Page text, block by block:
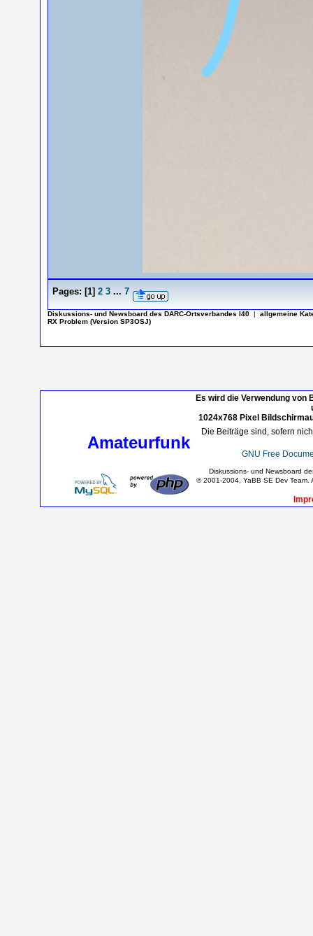
Pages: [1] 2 3 ... 7
Diskussions- und Newsboard des DARC-Ortsverbandes I40 |
allgemeine
RX Problem (Version SP3OSJ)
Es wird die Verwendung
1024x768 Pixel
Amateurfunk
Die Beiträge sind, sofern
GNU Free
Diskussions- und Newsboard
© 2001-2004, YaBB SE Dev Team.